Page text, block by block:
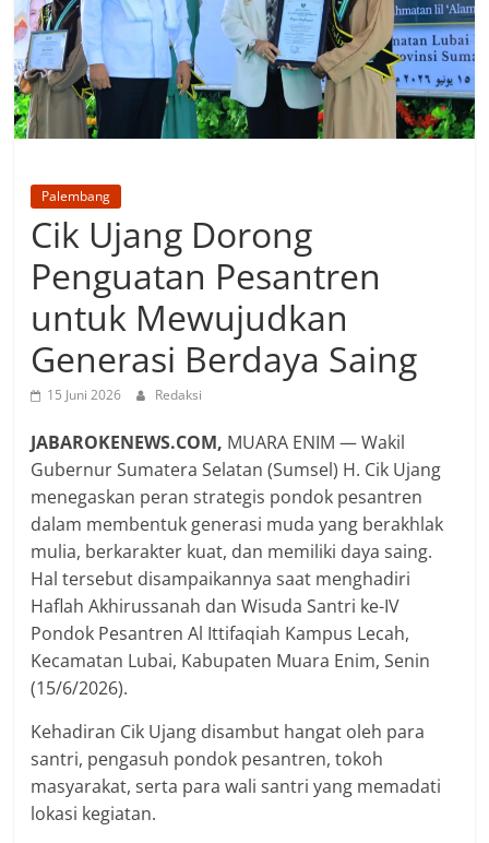
Palembang
Cik Ujang Dorong
Penguatan Pesantren
untuk Mewujudkan
Generasi Berdaya Saing
15 Juni 2026 Redaksi
JABAROKENEWS.COM, MUARA ENIM — Wakil
Gubernur Sumatera Selatan (Sumsel) H. Cik Ujang
menegaskan peran strategis pondok pesantren
dalam membentuk generasi muda yang berakhlak
mulia, berkarakter kuat, dan memiliki daya saing.
Hal tersebut disampaikannya saat menghadiri
Haflah Akhirussanah dan Wisuda Santri ke-IV
Pondok Pesantren Al Ittifaqiah Kampus Lecah,
Kecamatan Lubai, Kabupaten Muara Enim, Senin
(15/6/2026).
Kehadiran Cik Ujang disambut hangat oleh para
santri, pengasuh pondok pesantren, tokoh
masyarakat, serta para wali santri yang memadati
lokasi kegiatan.